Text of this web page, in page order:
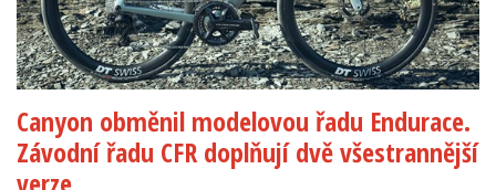
Canyon obměnil modelovou řadu Endurace.
Závodní řadu CFR doplňují dvě všestrannější